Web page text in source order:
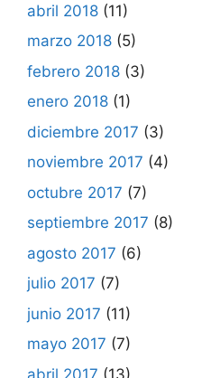
abril 2018 (11)
marzo 2018 (5)
febrero 2018 (3)
enero 2018 (1)
diciembre 2017 (3)
noviembre 2017 (4)
octubre 2017 (7)
septiembre 2017 (8)
agosto 2017 (6)
julio 2017 (7)
junio 2017 (11)
mayo 2017 (7)
abril 2017 (13)